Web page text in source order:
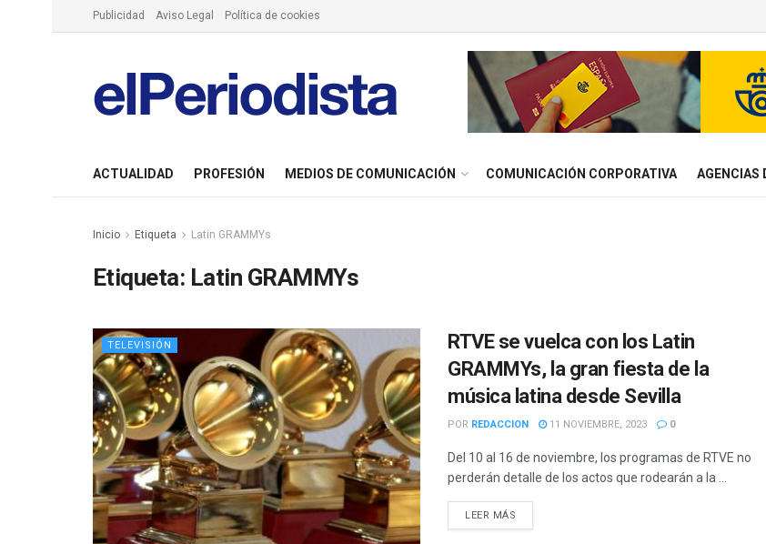
Publicidad Aviso Legal Política de cookies
ACTUALIDAD PROFESIÓN MEDIOS DE COMUNICACIÓN COMUNICACIÓN CORPORATIVA AGENCIAS
Inicio Etiqueta Latin GRAMMYs
Etiqueta: Latin GRAMMYs
TELEVISIÓN
RTVE se vuelca con los Latin
GRAMMYs, la gran fiesta de la
música latina desde Sevilla
POR REDACCION 11 NOVIEMBRE, 2023 0
Del 10 al 16 de noviembre, los programas de RTVE no
perderán detalle de los actos que rodearán a la ...
LEER MÁS